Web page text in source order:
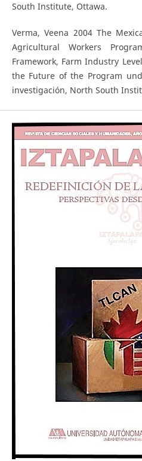
South Institute, Ottawa.
Verma, Veena 2004 The
Agricultural Workers
Framework, Farm Industry
the Future of the Program
investigación, North South